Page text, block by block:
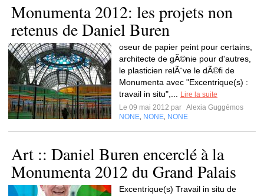
Monumenta 2012: les projets non
retenus de Daniel Buren
oseur de papier peint pour certains,
architecte de gÃ©nie pour d'autres,
le plasticien relÃ¨ve le dÃ©fi de
Monumenta avec "Excentrique(s) :
travail in situ",...
Lire la suite
Le 09 mai 2012 par Alexia Guggémos
NONE NONE NONE
Art :: Daniel Buren encerclé à la
Monumenta 2012 du Grand Palais
Excentrique(s) Travail in situ de